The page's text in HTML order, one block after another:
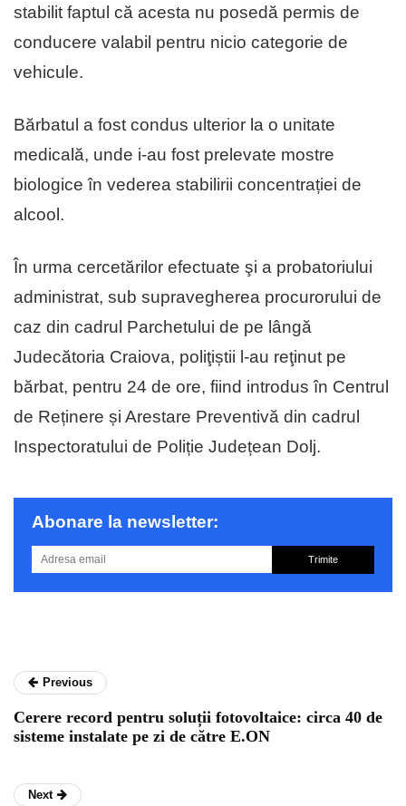
stabilit faptul că acesta nu posedă permis de
conducere valabil pentru nicio categorie de
vehicule.
Bărbatul a fost condus ulterior la o unitate
medicală, unde i-au fost prelevate mostre
biologice în vederea stabilirii concentrației de
alcool.
În urma cercetărilor efectuate şi a probatoriului
administrat, sub supravegherea procurorului de
caz din cadrul Parchetului de pe lângă
Judecătoria Craiova, poliţiștii l-au reţinut pe
bărbat, pentru 24 de ore, fiind introdus în Centrul
de Reținere și Arestare Preventivă din cadrul
Inspectoratului de Poliție Județean Dolj.
Abonare la newsletter:
Trimite
Previous
Cerere record pentru soluții fotovoltaice: circa 40 de
sisteme instalate pe zi de către E.ON
Next